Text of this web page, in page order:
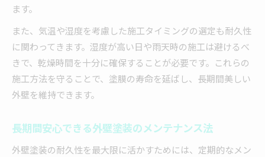
ます。
また、気温や湿度を考慮した施工タイミングの選定も耐久性
に関わってきます。湿度が高い日や雨天時の施工は避けるべ
きで、乾燥時間を十分に確保することが必要です。これらの
施工方法を守ることで、塗膜の寿命を延ばし、長期間美しい
外壁を維持できます。
長期間安心できる外壁塗装のメンテナンス法
外壁塗装の耐久性を最大限に活かすためには、定期的なメン